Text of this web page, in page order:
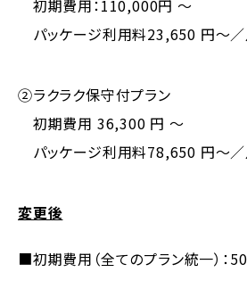
初期費用：110,000円 ～
パッケージ利用料23,650 円～／
②ラクラク保守付プラン
初期費用 36,300 円 ～
パッケージ利用料78,650 円～／
変更後
■初期費用（全てのプラン統一）：